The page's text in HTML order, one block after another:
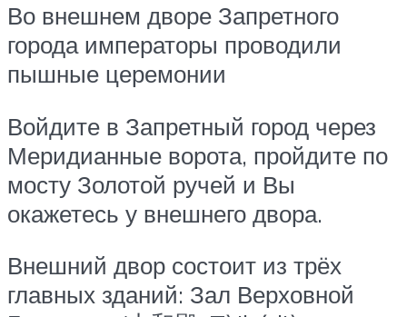
Во внешнем дворе Запретного
города императоры проводили
пышные церемонии
Войдите в Запретный город через
Меридианные ворота, пройдите по
мосту Золотой ручей и Вы
окажетесь у внешнего двора.
Внешний двор состоит из трёх
главных зданий: Зал Верховной